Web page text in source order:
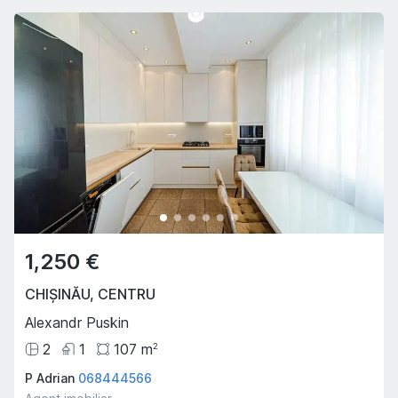
1,250 €
CHIȘINĂU, CENTRU
Alexandr Puskin
2
1 107 m2
P Adrian 068444566